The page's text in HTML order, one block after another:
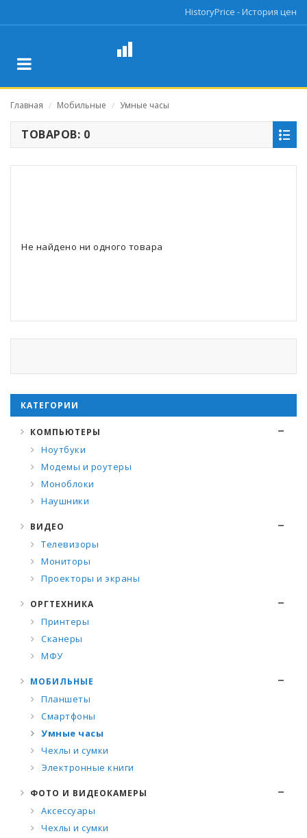
HistoryPrice - История цен
Главная / Мобильные / Умные часы
ТОВАРОВ: 0
Не найдено ни одного товара
КАТЕГОРИИ
КОМПЬЮТЕРЫ
Ноутбуки
Модемы и роутеры
Моноблоки
Наушники
ВИДЕО
Телевизоры
Мониторы
Проекторы и экраны
ОРГТЕХНИКА
Принтеры
Сканеры
МФУ
МОБИЛЬНЫЕ
Планшеты
Смартфоны
Умные часы
Чехлы и сумки
Электронные книги
ФОТО И ВИДЕОКАМЕРЫ
Аксессуары
Чехлы и сумки